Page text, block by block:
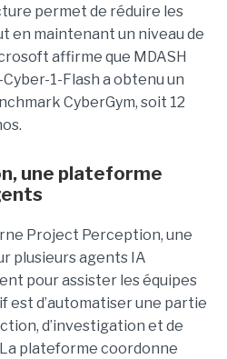
permet de réduire les
en maintenant un niveau de
affirme que MDASH
1-Flash a obtenu un
CyberGym, soit 12
une plateforme
Project Perception, une
plusieurs agents IA
pour assister les équipes
est d’automatiser une partie
d’investigation et de
plateforme coordonne